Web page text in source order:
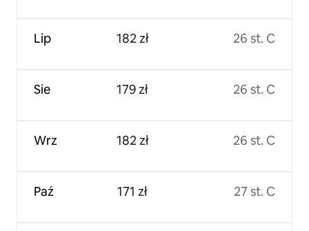
Lip
Sie
Wrz
Paź
182 zł
179 zł
182 zł
171 zł
26 st. C
26 st. C
26 st. C
27 st. C